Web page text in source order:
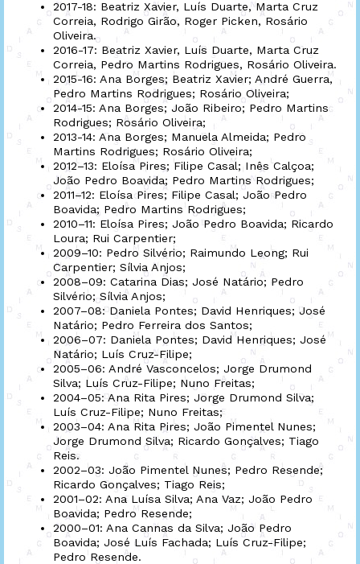
2017-18: Beatriz Xavier, Luís Duarte, Marta Cruz
Correia, Rodrigo Girão, Roger Picken, Rosário
Oliveira.
2016-17: Beatriz Xavier, Luís Duarte, Marta Cruz
Correia, Pedro Martins Rodrigues, Rosário Oliveira.
2015-16: Ana Borges; Beatriz Xavier; André Guerra,
Pedro Martins Rodrigues; Rosário Oliveira;
2014-15: Ana Borges; João Ribeiro; Pedro Martins
Rodrigues; Rosário Oliveira;
2013-14: Ana Borges; Manuela Almeida; Pedro
Martins Rodrigues; Rosário Oliveira;
2012–13: Eloísa Pires; Filipe Casal; Inês Calçoa;
João Pedro Boavida; Pedro Martins Rodrigues;
2011–12: Eloísa Pires; Filipe Casal; João Pedro
Boavida; Pedro Martins Rodrigues;
2010–11: Eloísa Pires; João Pedro Boavida; Ricardo
Loura; Rui Carpentier;
2009–10: Pedro Silvério; Raimundo Leong; Rui
Carpentier; Sílvia Anjos;
2008–09: Catarina Dias; José Natário; Pedro
Silvério; Sílvia Anjos;
2007–08: Daniela Pontes; David Henriques; José
Natário; Pedro Ferreira dos Santos;
2006–07: Daniela Pontes; David Henriques; José
Natário; Luís Cruz-Filipe;
2005–06: André Vasconcelos; Jorge Drumond
Silva; Luís Cruz-Filipe; Nuno Freitas;
2004–05: Ana Rita Pires; Jorge Drumond Silva;
Luís Cruz-Filipe; Nuno Freitas;
2003–04: Ana Rita Pires; João Pimentel Nunes;
Jorge Drumond Silva; Ricardo Gonçalves; Tiago
Reis.
2002–03: João Pimentel Nunes; Pedro Resende;
Ricardo Gonçalves; Tiago Reis;
2001–02: Ana Luísa Silva; Ana Vaz; João Pedro
Boavida; Pedro Resende;
2000–01: Ana Cannas da Silva; João Pedro
Boavida; José Luís Fachada; Luís Cruz-Filipe;
Pedro Resende.